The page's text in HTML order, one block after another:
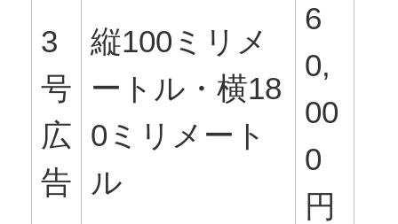
3
号
広
告
縦100ミリメ
ートル・横18
0ミリメート
ル
6
0,
00
0
円